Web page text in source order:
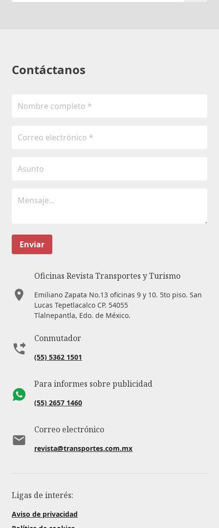
Contáctanos
Enviar
Oficinas Revista Transportes y Turismo
Emiliano Zapata No.13 oficinas 9 y 10. 5to piso. San
Lucas Tepetlacalco CP. 54055
Tlalnepantla, Edo. de México.
Conmutador
(55) 5362 1501
Para informes sobre publicidad
(55) 2657 1460
Correo electrónico
revista@transportes.com.mx
Ligas de interés:
Aviso de privacidad